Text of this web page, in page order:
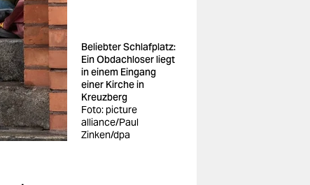
Beliebter Schlafplatz:
Ein Obdachloser liegt
in einem Eingang
einer Kirche in
Kreuzberg
Foto: picture
alliance/Paul
Zinken/dpa